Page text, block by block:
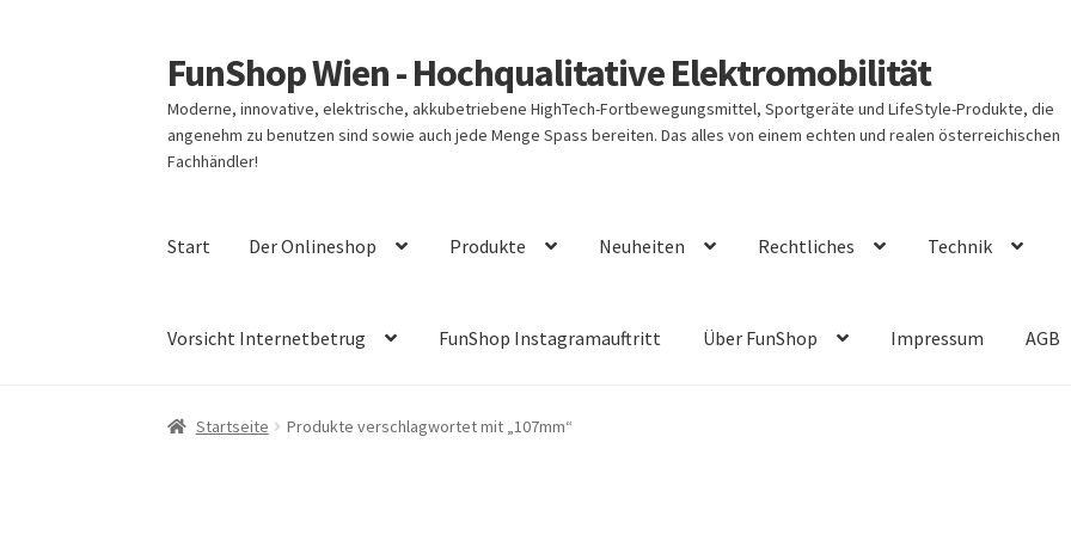
Zur
Navigation
springen
Zum
Inhalt
springen
FunShop Wien - Hochqualitative Elektromobilität
Moderne, innovative, elektrische, akkubetriebene HighTech-Fortbewegungsmittel, Sportgeräte und LifeStyle-Produkte, die
angenehm zu benutzen sind sowie auch jede Menge Spass bereiten. Das alles von einem echten und realen österreichischen
Fachhändler!
Start Der Onlineshop Produkte Neuheiten Rechtliches Technik
Vorsicht Internetbetrug FunShop Instagramauftritt Über FunShop Impressum AGB
Startseite Produkte verschlagwortet mit „107mm“